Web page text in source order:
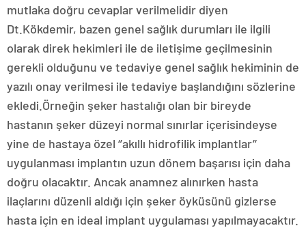
mutlaka doğru cevaplar verilmelidir diyen
Dt.Kökdemir, bazen genel sağlık durumları ile ilgili
olarak direk hekimleri ile de iletişime geçilmesinin
gerekli olduğunu ve tedaviye genel sağlık hekiminin de
yazılı onay verilmesi ile tedaviye başlandığını sözlerine
ekledi.Örneğin şeker hastalığı olan bir bireyde
hastanın şeker düzeyi normal sınırlar içerisindeyse
yine de hastaya özel ‘’akıllı hidrofilik implantlar’’
uygulanması implantın uzun dönem başarısı için daha
doğru olacaktır. Ancak anamnez alınırken hasta
ilaçlarını düzenli aldığı için şeker öyküsünü gizlerse
hasta için en ideal implant uygulaması yapılmayacaktır.